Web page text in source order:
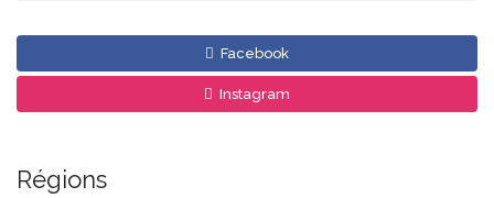
Facebook
Instagram
Régions